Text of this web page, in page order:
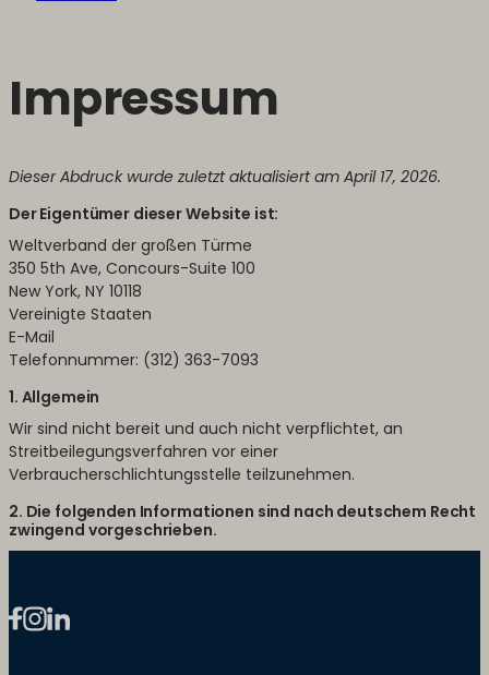
Impressum
Dieser Abdruck wurde zuletzt aktualisiert am April 17, 2026.
Der Eigentümer dieser Website ist:
Weltverband der großen Türme
350 5th Ave, Concours-Suite 100
New York, NY 10118
Vereinigte Staaten
E-Mail
Telefonnummer: (312) 363-7093
1. Allgemein
Wir sind nicht bereit und auch nicht verpflichtet, an
Streitbeilegungsverfahren vor einer
Verbraucherschlichtungsstelle teilzunehmen.
2. Die folgenden Informationen sind nach deutschem Recht
zwingend vorgeschrieben.